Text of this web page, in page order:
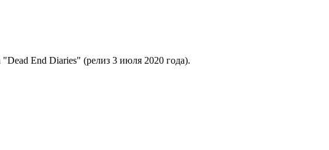
End Diaries" (релиз 3 июля 2020 года).